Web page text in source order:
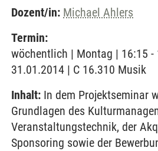
Dozent/in: Michael Ahlers
Termin:
wöchentlich | Montag | 16:15 -
31.01.2014 | C 16.310 Musik
Inhalt: In dem Projektseminar
Grundlagen des
Veranstaltungstechnik, der
Sponsoring sowie der